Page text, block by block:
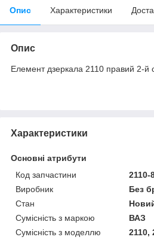
Опис Характеристики
Опис
Елемент дзеркала 2110 правий 2-й
Характеристики
Основні атрибути
Код запчастини
2110-
Виробник
Без
Стан
Сумісність з маркою
ВАЗ
Сумісність з моделлю
2110,